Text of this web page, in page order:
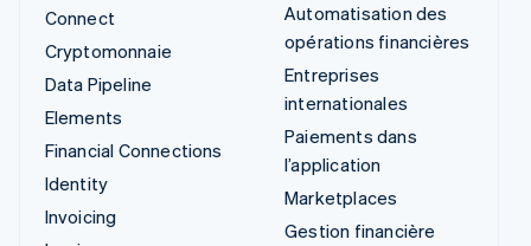
Connect
Cryptomonnaie
Data Pipeline
Elements
Financial Connections
Identity
Invoicing
Automatisation des
opérations financières
Entreprises
internationales
Paiements dans
l’application
Marketplaces
Gestion financière